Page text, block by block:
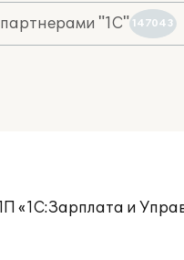
"1С" 147043
«1С:Зарплата и